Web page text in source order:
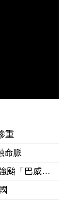
重
命脈
廣西水壩潰堤十萬受災 湖北龍捲風與強颱「巴威」接踵襲陸